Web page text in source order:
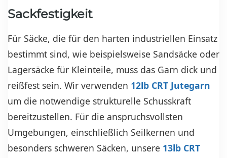
Sackfestigkeit
Für Säcke, die für den harten industriellen Einsatz
bestimmt sind, wie beispielsweise Sandsäcke oder
Lagersäcke für Kleinteile, muss das Garn dick und
reißfest sein. Wir verwenden 12lb CRT Jutegarn
um die notwendige strukturelle Schusskraft
bereitzustellen. Für die anspruchsvollsten
Umgebungen, einschließlich Seilkernen und
besonders schweren Säcken, unsere 13lb CRT